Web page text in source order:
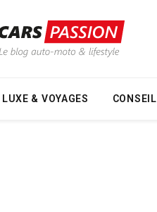
& VOYAGES